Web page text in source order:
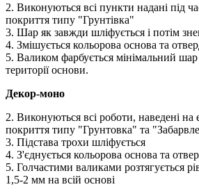
2. Виконуються всі пункти надані під
покриття типу "Грунтівка"
3. Шар як завжди шліфується і потім
4. Змішується кольорова основа та
5. Валиком фарбується мінімальний
території основи.
Декор-моно
2. Виконуються всі роботи, наведені на
покриття типу "Грунтовка" та
3. Підстава трохи шліфується
4. З'єднується кольорова основа та
5. Голчастими валиками розтягується
1,5-2 мм на всій основі